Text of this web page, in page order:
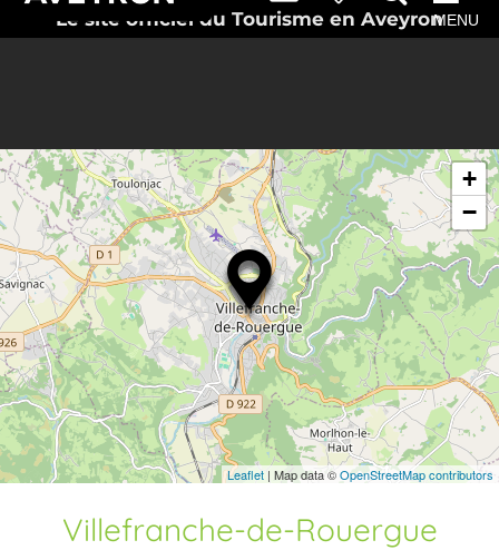
Le site officiel du Tourisme en AveyronMENU
+
−
Leaflet | Map data ©OpenStreetMap contributors
Villefranche-de-Rouergue